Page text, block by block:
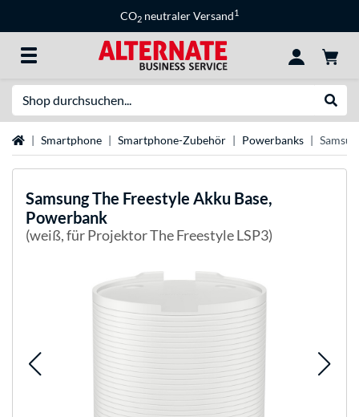
CO2 neutraler Versand1
StartseiteSmartphone Smartphone-Zubehör Powerbanks
SamsungThe Freestyle Akku Base,
Powerbank
(weiß, für Projektor The Freestyle LSP3)